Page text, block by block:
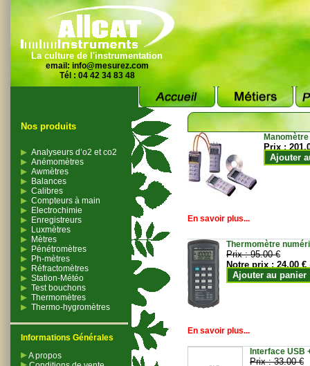
La culture de l'instrumentation
email: info@mesurez.com
Tél : 04 42 34 83 48
Nos produits
Analyseurs d’o2 et co2
Anémomètres
Awmètres
Balances
Calibres
Compteurs à main
Electrochimie
Enregistreurs
Luxmètres
Mètres
Pénétromètres
Ph-mètres
Réfractomètres
Station-Météo
Test bouchons
Thermomètres
Thermo-hygromètres
Informations Générales
A propos
Prix :
Ajouter
En savoir plus...
Thermomètre
Prix :95.00 €
Notre prix :24.00 €
Ajouter au panier
En savoir plus...
Interface USB
Prix :33.00 €